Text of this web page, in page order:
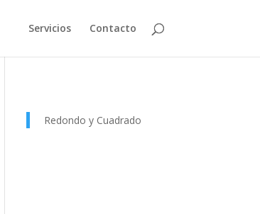
Servicios Contacto
Redondo y Cuadrado